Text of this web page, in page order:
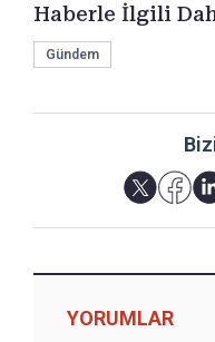
Haberle İlgili
Gündem
YORUMLAR